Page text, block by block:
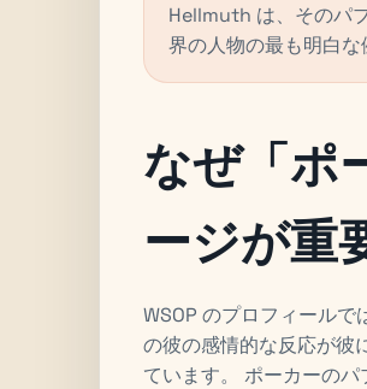
Hellmuth は、そのパ
界の人物の最も明白な
なぜ「ポ
ージが重
WSOP のプロフィール
の彼の感情的な反応が彼
ています。 ポーカーの